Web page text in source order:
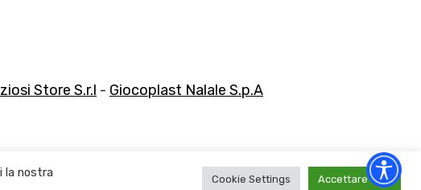
Store S.r.l - Giocoplast Nalale S.p.A
la nostra
Cookie Settings Accettare tutti